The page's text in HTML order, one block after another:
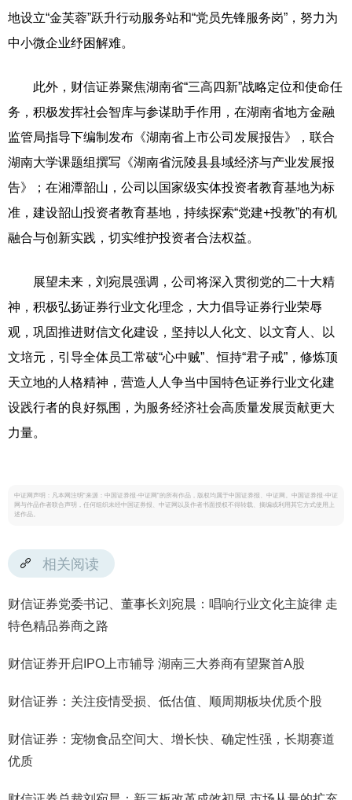
地设立“金芙蓉”跃升行动服务站和“党员先锋服务岗”，努力为
中小微企业纾困解难。
此外，财信证券聚焦湖南省“三高四新”战略定位和使命任
务，积极发挥社会智库与参谋助手作用，在湖南省地方金融
监管局指导下编制发布《湖南省上市公司发展报告》，联合
湖南大学课题组撰写《湖南省沅陵县县域经济与产业发展报
告》；在湘潭韶山，公司以国家级实体投资者教育基地为标
准，建设韶山投资者教育基地，持续探索“党建+投教”的有机
融合与创新实践，切实维护投资者合法权益。
展望未来，刘宛晨强调，公司将深入贯彻党的二十大精
神，积极弘扬证券行业文化理念，大力倡导证券行业荣辱
观，巩固推进财信文化建设，坚持以人化文、以文育人、以
文培元，引导全体员工常破“心中贼”、恒持“君子戒”，修炼顶
天立地的人格精神，营造人人争当中国特色证券行业文化建
设践行者的良好氛围，为服务经济社会高质量发展贡献更大
力量。
中证网声明：凡本网注明“来源：中国证券报·中证网”的所有作品，版权均属于中国证券报、中证网。中国证券报·中证
网与作品作者联合声明，任何组织未经中国证券报、中证网以及作者书面授权不得转载、摘编或利用其它方式使用上
述作品。
相关阅读
财信证券党委书记、董事长刘宛晨：唱响行业文化主旋律 走
特色精品券商之路
财信证券开启IPO上市辅导 湖南三大券商有望聚首A股
财信证券：关注疫情受损、低估值、顺周期板块优质个股
财信证券：宠物食品空间大、增长快、确定性强，长期赛道
优质